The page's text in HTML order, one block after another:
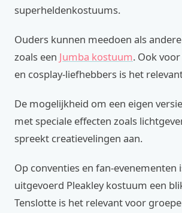
superheldenkostuums.
Ouders kunnen meedoen als
zoals een Jumba kostuum. Ook
en cosplay-liefhebbers is het
De mogelijkheid om een eigen
met speciale effecten zoals
spreekt creatievelingen aan.
Op conventies en fan-evenementen
uitgevoerd Pleakley kostuum een
Tenslotte is het relevant voor